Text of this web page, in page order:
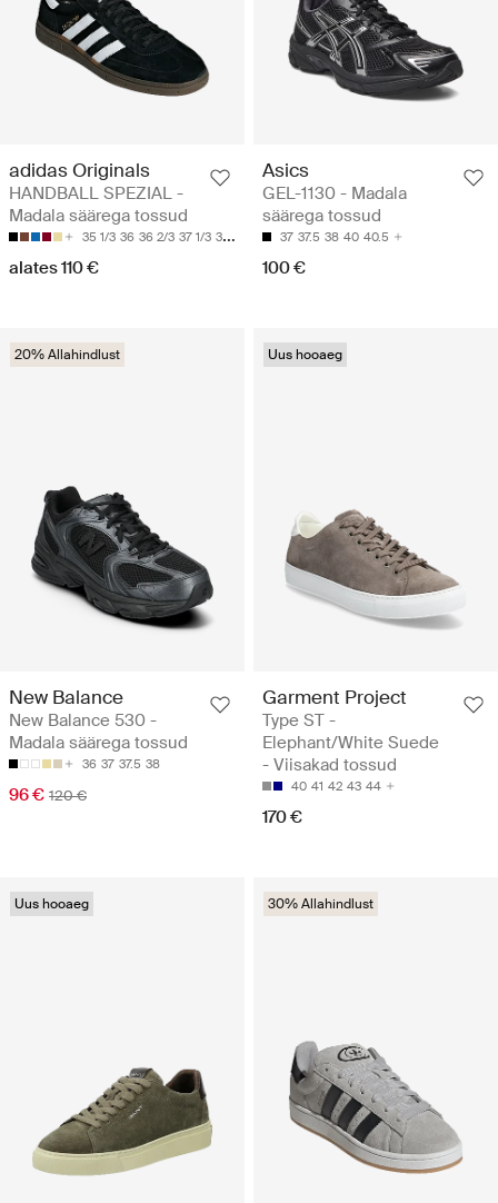
adidas Originals
HANDBALL SPEZIAL -
Madala säärega tossud
35 1/3 36 36 2/3 37 1/3 38
alates 110 €
Asics
GEL-1130 - Madala
säärega tossud
37 37.5 38 40 40.5
100 €
20% Allahindlust
New Balance
New Balance 530 -
Madala säärega tossud
36 37 37.5 38
96 € 120 €
Uus hooaeg
Garment Project
Type ST -
Elephant/White Suede
- Viisakad tossud
40 41 42 43 44
170 €
Uus hooaeg 30% Allahindlust